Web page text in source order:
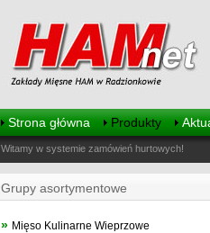
Strona główna Produkty
Witamy w systemie zamówień hurtowych!
Grupy asortymentowe
» Mięso Kulinarne Wieprzowe